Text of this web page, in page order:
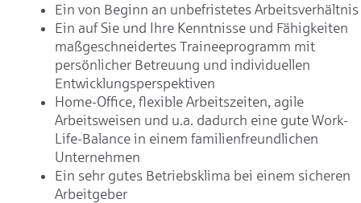
Ein von Beginn an unbefristetes Arbeitsverhältnis
Ein auf Sie und Ihre Kenntnisse und Fähigkeiten
maßgeschneidertes Traineeprogramm mit
persönlicher Betreuung und individuellen
Entwicklungsperspektiven
Home-Office, flexible Arbeitszeiten, agile
Arbeitsweisen und u.a. dadurch eine gute Work-
Life-Balance in einem familienfreundlichen
Unternehmen
Ein sehr gutes Betriebsklima bei einem sicheren
Arbeitgeber